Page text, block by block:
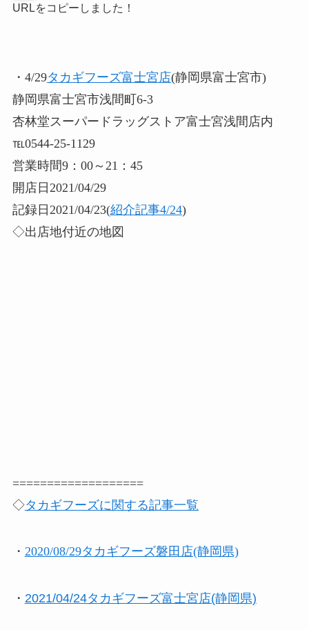
URLをコピーしました！
・4/29タカギフーズ富士宮店(静岡県富士宮市)
静岡県富士宮市浅間町6-3
杏林堂スーパードラッグストア富士宮浅間店内
℡0544-25-1129
営業時間9：00～21：45
開店日2021/04/29
記録日2021/04/23(紹介記事4/24)
◇出店地付近の地図
===================
◇タカギフーズに関する記事一覧
・ 2020/08/29タカギフーズ磐田店(静岡県)
・ 2021/04/24タカギフーズ富士宮店(静岡県)